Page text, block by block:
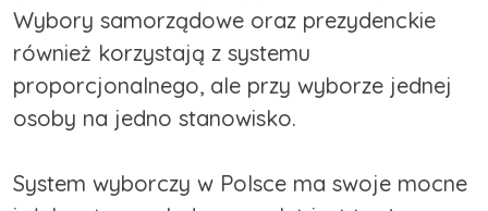
Wybory samorządowe oraz prezydenckie
również korzystają z systemu
proporcjonalnego, ale przy wyborze jednej
osoby na jedno stanowisko.
System wyborczy w Polsce ma swoje mocne